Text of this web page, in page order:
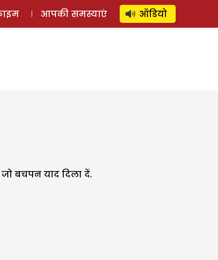
लॉग इन ⚲ SUBSCRIBE
आपकी समस्याएं ऑडियो
बचपन याद दिला दें.